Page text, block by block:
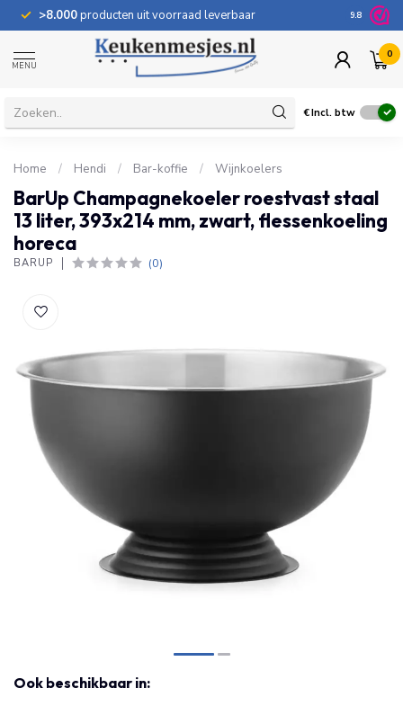
>8.000producten uit voorraad leverbaar 100
9.8
MENU
0
€Incl. btw
Home / Hendi / Bar-koffie / Wijnkoelers
BarUp Champagnekoeler roestvast staal
13 liter, 393x214 mm, zwart, flessenkoeling
horeca
BARUP (0)
Ook beschikbaar in: